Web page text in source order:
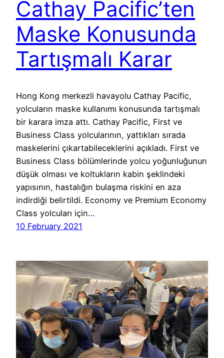
Cathay Pacific’ten
Maske Konusunda
Tartışmalı Karar
Hong Kong merkezli havayolu Cathay Pacific,
yolcuların maske kullanımı konusunda tartışmalı
bir karara imza attı. Cathay Pacific, First ve
Business Class yolcularının, yattıkları sırada
maskelerini çıkartabileceklerini açıkladı. First ve
Business Class bölümlerinde yolcu yoğunluğunun
düşük olması ve koltukların kabin şeklindeki
yapısının, hastalığın bulaşma riskini en aza
indirdiği belirtildi. Economy ve Premium Economy
Class yolcuları için…
10 February 2021